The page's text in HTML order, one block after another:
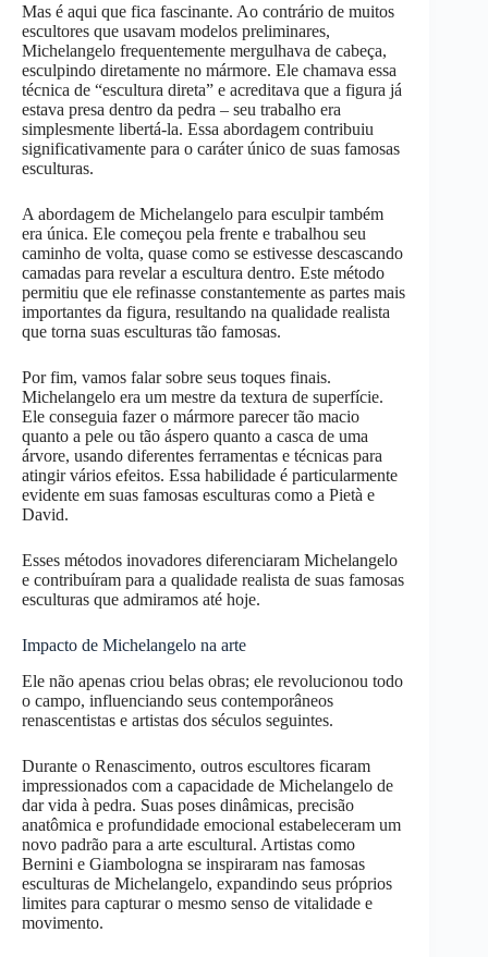
Mas é aqui que fica fascinante. Ao contrário de muitos
escultores que usavam modelos preliminares,
Michelangelo frequentemente mergulhava de cabeça,
esculpindo diretamente no mármore. Ele chamava essa
técnica de “escultura direta” e acreditava que a figura já
estava presa dentro da pedra – seu trabalho era
simplesmente libertá-la. Essa abordagem contribuiu
significativamente para o caráter único de suas famosas
esculturas.
A abordagem de Michelangelo para esculpir também
era única. Ele começou pela frente e trabalhou seu
caminho de volta, quase como se estivesse descascando
camadas para revelar a escultura dentro. Este método
permitiu que ele refinasse constantemente as partes mais
importantes da figura, resultando na qualidade realista
que torna suas esculturas tão famosas.
Por fim, vamos falar sobre seus toques finais.
Michelangelo era um mestre da textura de superfície.
Ele conseguia fazer o mármore parecer tão macio
quanto a pele ou tão áspero quanto a casca de uma
árvore, usando diferentes ferramentas e técnicas para
atingir vários efeitos. Essa habilidade é particularmente
evidente em suas famosas esculturas como a Pietà e
David.
Esses métodos inovadores diferenciaram Michelangelo
e contribuíram para a qualidade realista de suas famosas
esculturas que admiramos até hoje.
Impacto de Michelangelo na arte
Ele não apenas criou belas obras; ele revolucionou todo
o campo, influenciando seus contemporâneos
renascentistas e artistas dos séculos seguintes.
Durante o Renascimento, outros escultores ficaram
impressionados com a capacidade de Michelangelo de
dar vida à pedra. Suas poses dinâmicas, precisão
anatômica e profundidade emocional estabeleceram um
novo padrão para a arte escultural. Artistas como
Bernini e Giambologna se inspiraram nas famosas
esculturas de Michelangelo, expandindo seus próprios
limites para capturar o mesmo senso de vitalidade e
movimento.